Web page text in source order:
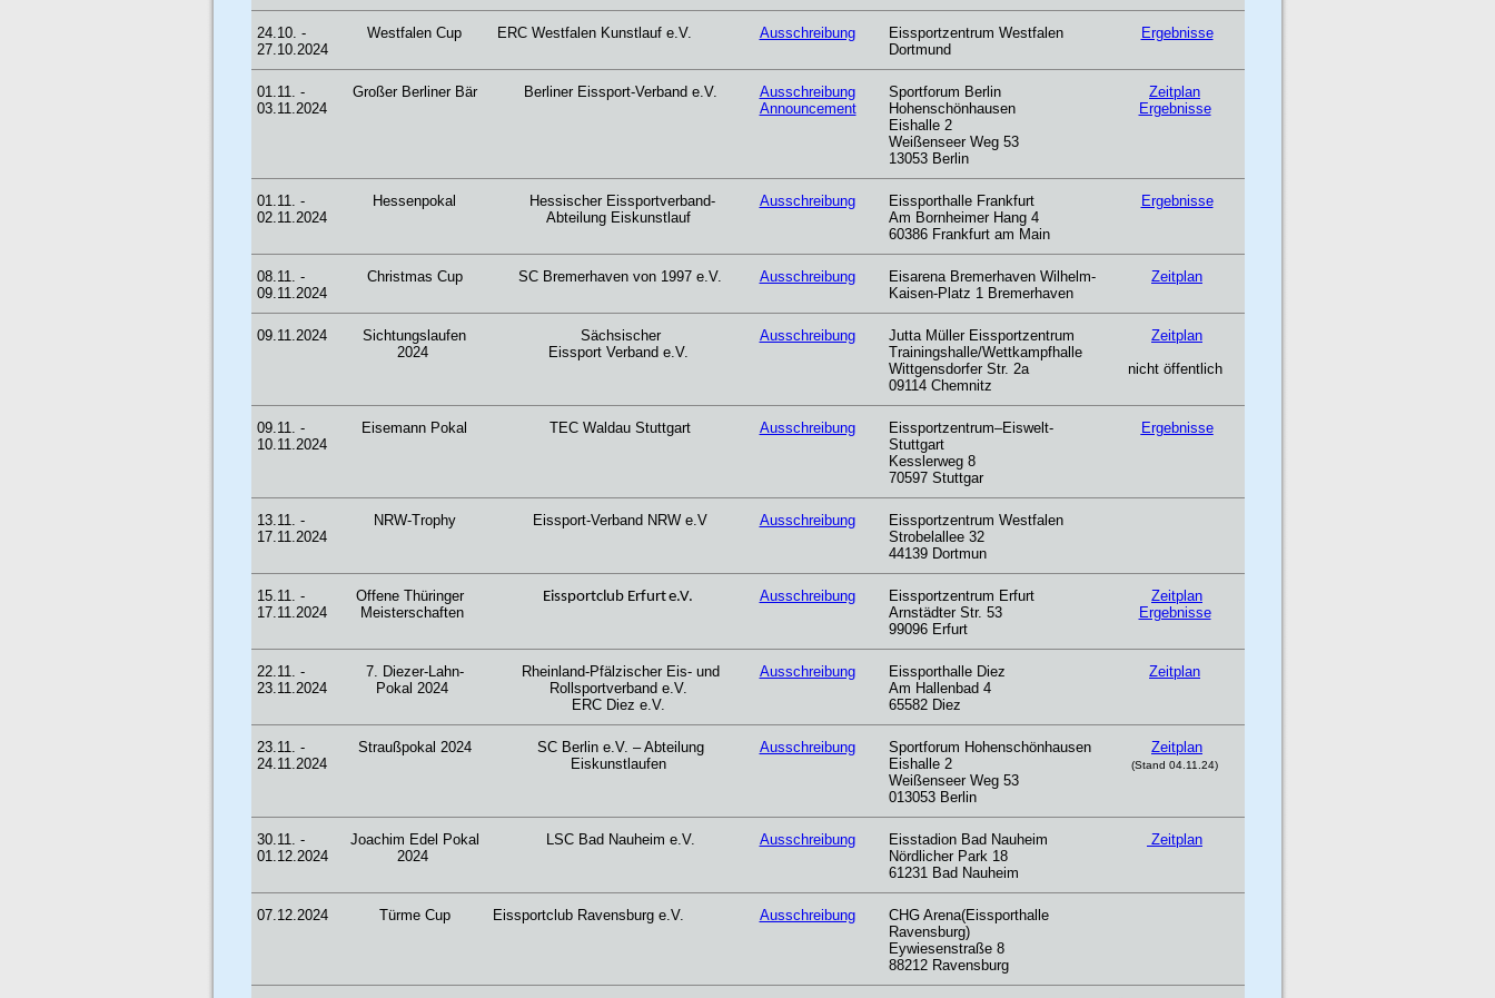
24.10. -
27.10.2024
Westfalen Cup ERC Westfalen Kunstlauf e.V. Ausschreibung
Eissportzentrum Westfalen
Dortmund
Ergebnisse
01.11. -
03.11.2024
Großer Berliner Bär Berliner Eissport-Verband e.V.
Ausschreibung
Announcement
Sportforum Berlin
Hohenschönhausen
Eishalle 2
Weißenseer Weg 53
13053 Berlin
Zeitplan
Ergebnisse
01.11. -
02.11.2024
Hessenpokal
Hessischer Eissportverband-
Abteilung Eiskunstlauf
Ausschreibung
Eissporthalle Frankfurt
Am Bornheimer Hang 4
60386 Frankfurt am Main
Ergebnisse
08.11. -
09.11.2024
Christmas Cup SC Bremerhaven von 1997 e.V. Ausschreibung
Eisarena Bremerhaven Wilhelm-
Kaisen-Platz 1 Bremerhaven
Zeitplan
09.11.2024
Sichtungslaufen
2024
Sächsischer
Eissport Verband e.V.
Ausschreibung
Jutta Müller Eissportzentrum
Trainingshalle/Wettkampfhalle
Wittgensdorfer Str. 2a
09114 Chemnitz
Zeitplan
nicht öffentlich
09.11. -
10.11.2024
Eisemann Pokal TEC Waldau Stuttgart Ausschreibung
Eissportzentrum–Eiswelt-
Stuttgart
Kesslerweg 8
70597 Stuttgar
Ergebnisse
13.11. -
17.11.2024
NRW-Trophy Eissport-Verband NRW e.V Ausschreibung
Eissportzentrum Westfalen
Strobelallee 32
44139 Dortmun
15.11. -
17.11.2024
Offene Thüringer
Meisterschaften
Eissportclub Erfurte.V. Ausschreibung
Eissportzentrum Erfurt
Arnstädter Str. 53
99096 Erfurt
Zeitplan
Ergebnisse
22.11. -
23.11.2024
7. Diezer-Lahn-
Pokal 2024
Rheinland-Pfälzischer Eis- und
Rollsportverband e.V.
ERC Diez e.V.
Ausschreibung
Eissporthalle Diez
Am Hallenbad 4
65582 Diez
Zeitplan
23.11. -
24.11.2024
Straußpokal 2024
SC Berlin e.V. – Abteilung
Eiskunstlaufen
Ausschreibung
Sportforum Hohenschönhausen
Eishalle 2
Weißenseer Weg 53
013053 Berlin
Zeitplan
(Stand 04.11.24)
30.11. -
01.12.2024
Joachim Edel Pokal
2024
LSC Bad Nauheim e.V. Ausschreibung
Eisstadion Bad Nauheim
Nördlicher Park 18
61231 Bad Nauheim
Zeitplan
07.12.2024 Türme Cup Eissportclub Ravensburg e.V. Ausschreibung
CHG Arena(Eissporthalle
Ravensburg)
Eywiesenstraße 8
88212 Ravensburg